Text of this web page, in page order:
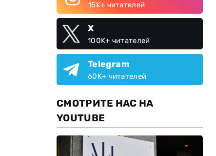
15K+ читателей
X
100K+ читателей
Telegram
60K+ читателей
СМОТРИТЕ НАС НА
YOUTUBE